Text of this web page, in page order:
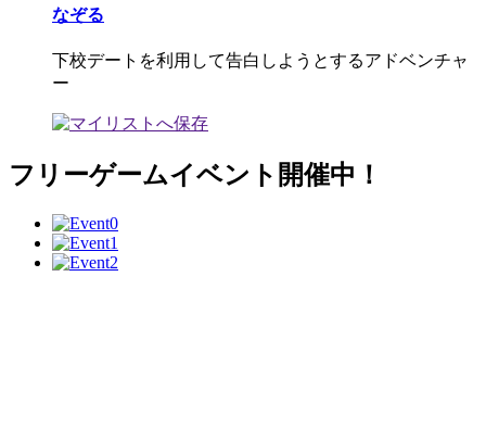
なぞる
下校デートを利用して告白しようとするアドベンチャ
ー
フリーゲームイベント開催中！